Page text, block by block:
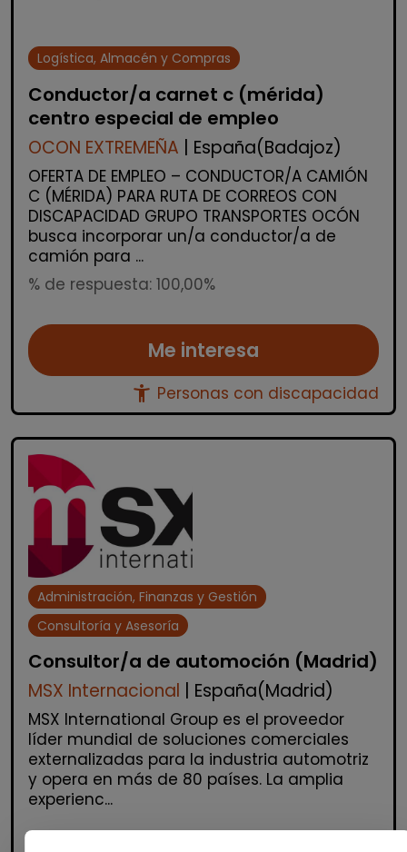
Logística, Almacén y Compras
Conductor/a carnet c (mérida)
centro especial de empleo
OCON EXTREMEÑA | España(Badajoz)
OFERTA DE EMPLEO – CONDUCTOR/A CAMIÓN
C (MÉRIDA) PARA RUTA DE CORREOS CON
DISCAPACIDAD GRUPO TRANSPORTES OCÓN
busca incorporar un/a conductor/a de
camión para ...
% de respuesta: 100,00%
Me interesa
accessibility_new Personas con discapacidad
Administración, Finanzas y Gestión
Consultoría y Asesoría
Consultor/a de automoción (Madrid)
MSX Internacional | España(Madrid)
MSX International Group es el proveedor
líder mundial de soluciones comerciales
externalizadas para la industria automotriz
y opera en más de 80 países. La amplia
experienc...